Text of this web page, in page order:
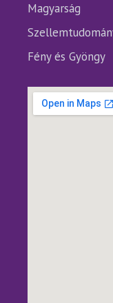
Magyarság
Fény és Gyöngy